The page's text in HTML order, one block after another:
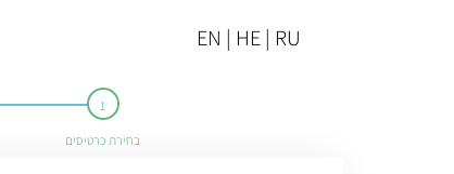
EN | HE | RU
בחירת כרטיסים